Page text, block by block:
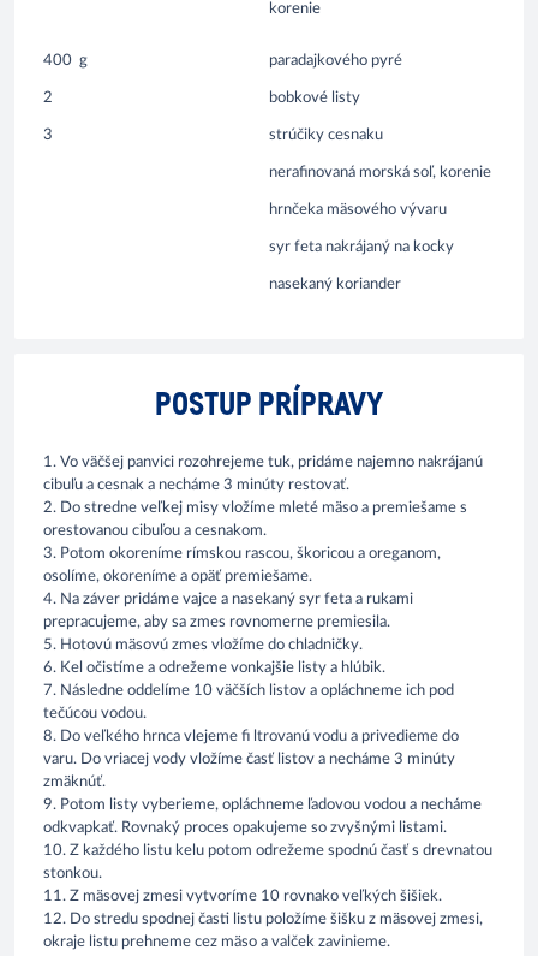
korenie
400 g paradajkového pyré
2 bobkové listy
3 strúčiky cesnaku
nerafinovaná morská soľ, korenie
hrnčeka mäsového vývaru
syr feta nakrájaný na kocky
nasekaný koriander
POSTUP PRÍPRAVY
1. Vo väčšej panvici rozohrejeme tuk, pridáme najemno nakrájanú
cibuľu a cesnak a necháme 3 minúty restovať.
2. Do stredne veľkej misy vložíme mleté mäso a premiešame s
orestovanou cibuľou a cesnakom.
3. Potom okoreníme rímskou rascou, škoricou a oreganom,
osolíme, okoreníme a opäť premiešame.
4. Na záver pridáme vajce a nasekaný syr feta a rukami
prepracujeme, aby sa zmes rovnomerne premiesila.
5. Hotovú mäsovú zmes vložíme do chladničky.
6. Kel očistíme a odrežeme vonkajšie listy a hlúbik.
7. Následne oddelíme 10 väčších listov a opláchneme ich pod
tečúcou vodou.
8. Do veľkého hrnca vlejeme fi ltrovanú vodu a privedieme do
varu. Do vriacej vody vložíme časť listov a necháme 3 minúty
zmäknúť.
9. Potom listy vyberieme, opláchneme ľadovou vodou a necháme
odkvapkať. Rovnaký proces opakujeme so zvyšnými listami.
10. Z každého listu kelu potom odrežeme spodnú časť s drevnatou
stonkou.
11. Z mäsovej zmesi vytvoríme 10 rovnako veľkých šišiek.
12. Do stredu spodnej časti listu položíme šišku z mäsovej zmesi,
okraje listu prehneme cez mäso a valček zavinieme.